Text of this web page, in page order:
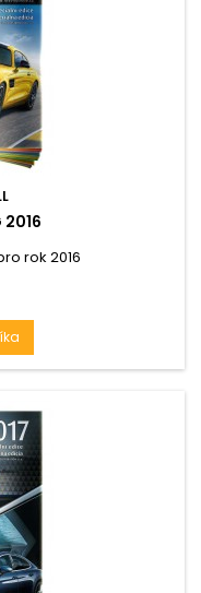
2016
rok 2016